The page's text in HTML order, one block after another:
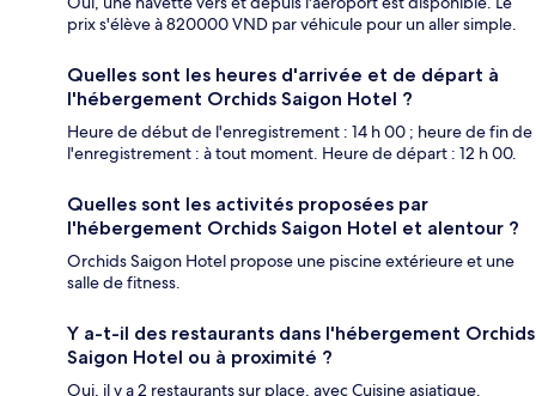
prix s'élève à 820000 VND par véhicule pour un aller simple.
Quelles sont les heures d'arrivée et de départ à
l'hébergement Orchids Saigon Hotel ?
Heure de début de l'enregistrement : 14 h 00 ; heure de fin de
l'enregistrement : à tout moment. Heure de départ : 12 h 00.
Quelles sont les activités proposées par
l'hébergement Orchids Saigon Hotel et alentour ?
Orchids Saigon Hotel propose une piscine extérieure et une
salle de fitness.
Y a-t-il des restaurants dans l'hébergement Orchids
Saigon Hotel ou à proximité ?
Oui, il y a 2 restaurants sur place, avec Cuisine asiatique.